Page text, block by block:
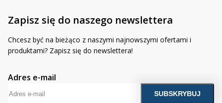
Zapisz się do naszego newslettera
Chcesz być na bieżąco z naszymi najnowszymi ofertami i
produktami? Zapisz się do newslettera!
Adres e-mail